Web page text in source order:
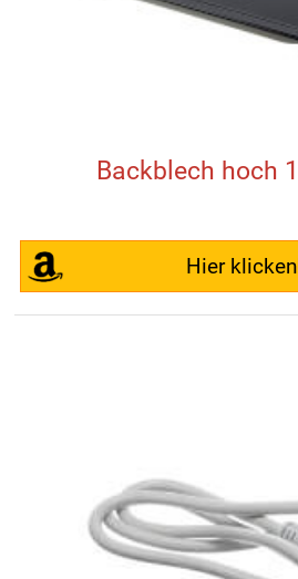
Backblech hoch
Hier